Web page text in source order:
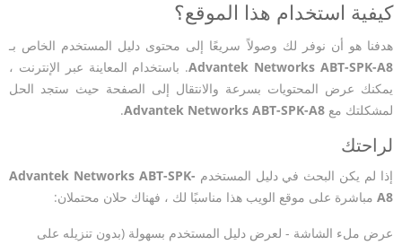
كيفية استخدام هذا الموقع؟
هدفنا هو أن نوفر لك وصولاً سريعًا إلى محتوى دليل المستخدم الخاص بـ
Advantek Networks ABT-SPK-A8. باستخدام المعاينة عبر الإنترنت ،
يمكنك عرض المحتويات بسرعة والانتقال إلى الصفحة حيث ستجد الحل
لمشكلتك مع Advantek Networks ABT-SPK-A8
.
لراحتك
إذا لم يكن البحث في دليل المستخدم Advantek Networks ABT-SPK-
A8 مباشرة على موقع الويب هذا مناسبًا لك ، فهناك حلان محتملان:
عرض ملء الشاشة - لعرض دليل المستخدم بسهولة (بدون تنزيله على